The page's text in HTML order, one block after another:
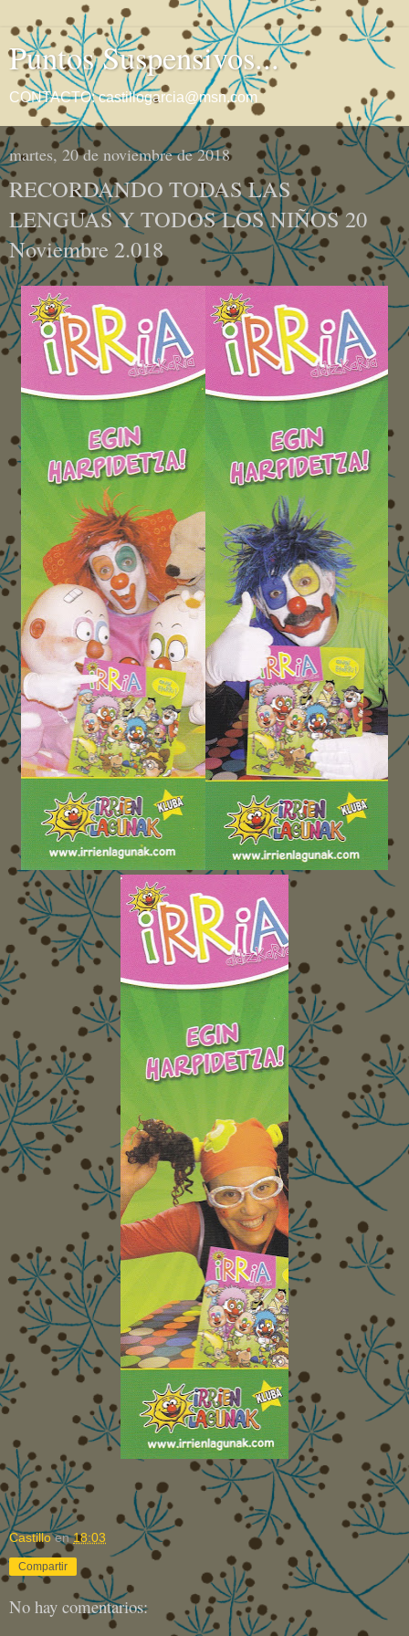
Puntos Suspensivos...
CONTACTO: castillogarcia@msn.com
martes, 20 de noviembre de 2018
RECORDANDO TODAS LAS
LENGUAS Y TODOS LOS NIÑOS 20
Noviembre 2.018
Castillo en18:03
Compartir
No hay comentarios: